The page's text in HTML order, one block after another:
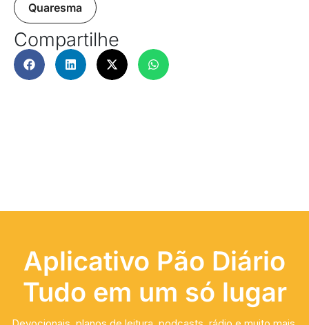
Quaresma
Compartilhe
Aplicativo Pão Diário
Tudo em um só lugar